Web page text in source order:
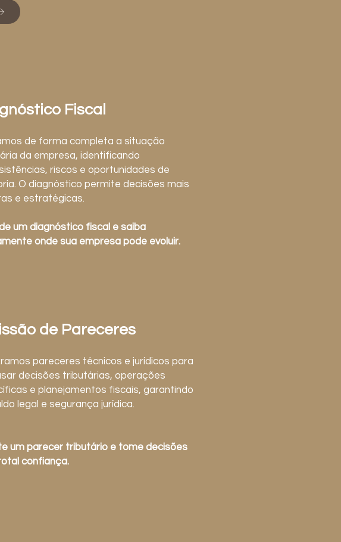
Fiscal
de forma completa a situação
da empresa, identificando
riscos e oportunidades de
O diagnóstico permite decisões mais
e estratégicas.
um diagnóstico fiscal e saiba
onde sua empresa pode evoluir.
de Pareceres
pareceres técnicos e jurídicos para
decisões tributárias, operações
e planejamentos fiscais, garantindo
legal e segurança jurídica.
um parecer tributário e tome decisões
confiança.